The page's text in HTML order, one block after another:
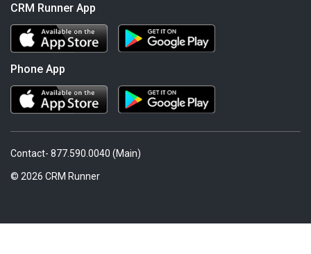
CRM Runner App
Phone App
Contact- 877.590.0040 (Main)
© 2026 CRM Runner